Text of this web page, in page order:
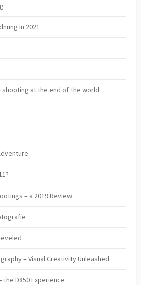
in 2021
at the end of the world
– a 2019 Review
– Visual Creativity Unleashed
the D850 Experience